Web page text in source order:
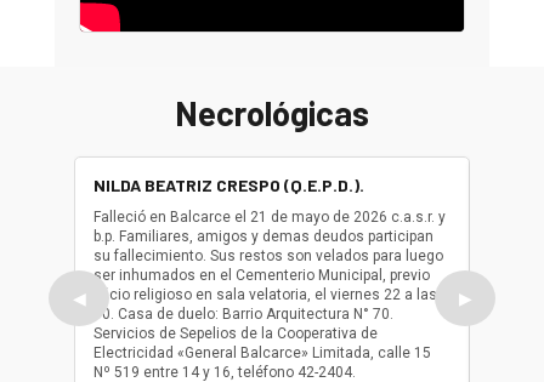
Necrológicas
◀
NILDA BEATRIZ CRESPO (Q.E.P.D.).
Falleció en Balcarce el 21 de mayo de 2026 c.a.s.r. y
b.p. Familiares, amigos y demas deudos participan
su fallecimiento. Sus restos son velados para luego
ser inhumados en el Cementerio Municipal, previo
oficio religioso en sala velatoria, el viernes 22 a las
10. Casa de duelo: Barrio Arquitectura N° 70.
Servicios de Sepelios de la Cooperativa de
Electricidad «General Balcarce» Limitada, calle 15
Nº 519 entre 14 y 16, teléfono 42-2404.
ser
oficio
▶